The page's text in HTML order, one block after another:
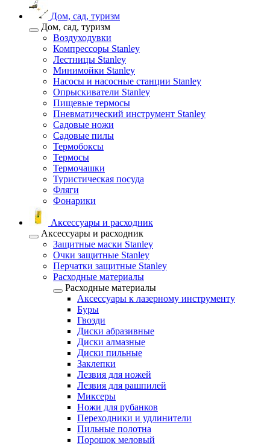
Дом, сад, туризм
Дом, сад, туризм
Воздуходувки
Компрессоры Stanley
Лестницы Stanley
Минимойки Stanley
Насосы и насосные станции Stanley
Опрыскиватели Stanley
Пищевые термосы
Пневматический инструмент Stanley
Садовые ножи
Садовые пилы
Термобоксы
Термосы
Термочашки
Туристическая посуда
Фляги
Фонарики
Аксессуары и расходник
Аксессуары и расходник
Защитные маски Stanley
Очки защитные Stanley
Перчатки защитные Stanley
Расходные материалы
Расходные материалы
Аксессуары к лазерному инструменту
Буры
Гвозди
Диски абразивные
Диски алмазные
Диски пильные
Заклепки
Лезвия для ножей
Лезвия для рашпилей
Миксеры
Ножи для рубанков
Переходники и удлинители
Пильные полотна
Порошок меловый